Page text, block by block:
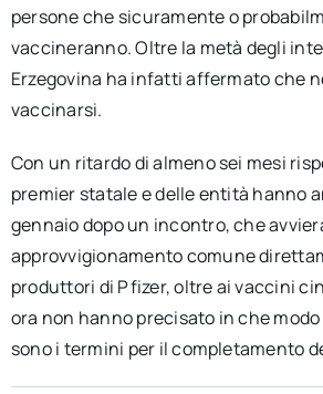
persone che sicuramente o
vaccineranno. Oltre la metà degli
Erzegovina ha infatti affermato che
vaccinarsi.
Con un ritardo di almeno sei mesi
premier statale e delle entità hanno
gennaio dopo un incontro, che
approvvigionamento comune
produttori di Pfizer, oltre ai vaccini
ora non hanno precisato in che
sono i termini per il completamento